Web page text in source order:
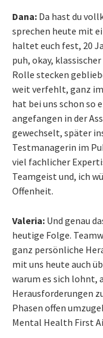
Dana: Da hast du
sprechen heute mit
haltet euch fest, 20
puh, okay,
Rolle stecken
weit verfehlt, ganz
hat bei uns schon so
angefangen in der
gewechselt, später
Testmanagerin im
viel fachlicher
Teamgeist und, ich
Offenheit.
Valeria: Und genau
heutige Folge.
ganz persönliche
mit uns heute auch
warum es sich lohnt,
Herausforderungen
Phasen offen
Mental Health First